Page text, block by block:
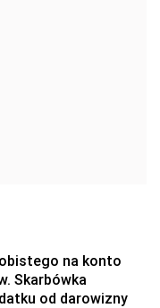
na konto
Skarbówka
od darowizny